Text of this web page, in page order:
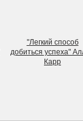
"Легкий способ
добиться успеха"
Карр